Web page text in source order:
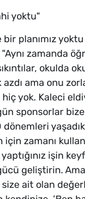
yoktu"
planımız
zamanda
okulda
azdı ama onu
yok. Kaleci
sponsorlar
için zamanı
işin
geliştirin.
ait olan